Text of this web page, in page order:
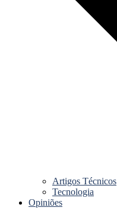
Artigos Técnicos
Tecnologia
Opiniões